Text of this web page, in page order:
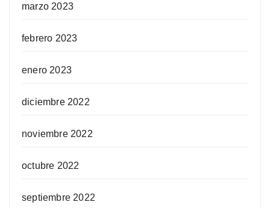
marzo 2023
febrero 2023
enero 2023
diciembre 2022
noviembre 2022
octubre 2022
septiembre 2022